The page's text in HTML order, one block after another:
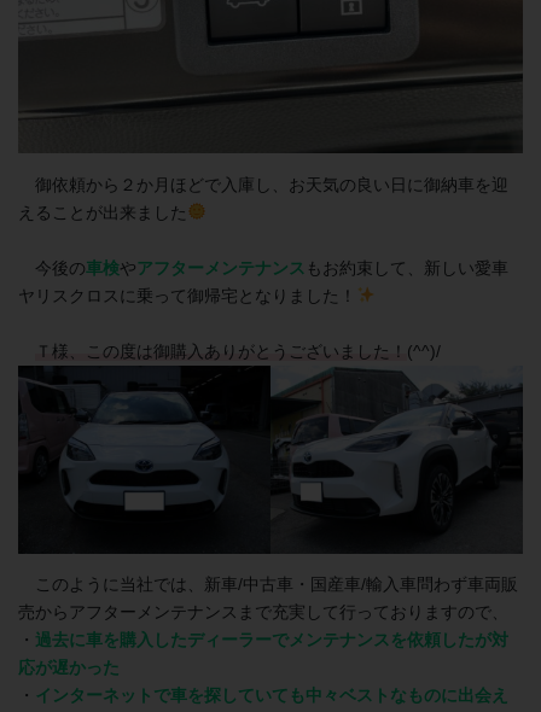
御依頼から２か月ほどで入庫し、お天気の良い日に御納車を迎
えることが出来ました
今後の車検やアフターメンテナンス もお約束して、新しい愛車
ヤリスクロスに乗って御帰宅となりました！
Ｔ様、この度は御購入ありがとうございました！ (^^)/
このように当社では、新車/中古車・国産車/輸入車問わず車両販
売からアフターメンテナンスまで充実して行っておりますので、
・ 過去に車を購入したディーラーでメンテナンスを依頼したが対
応が遅かった
・ インターネットで車を探していても中々ベストなものに出会え